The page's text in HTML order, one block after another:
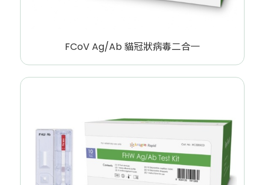
FCoV Ag/Ab 貓冠狀病毒二合一